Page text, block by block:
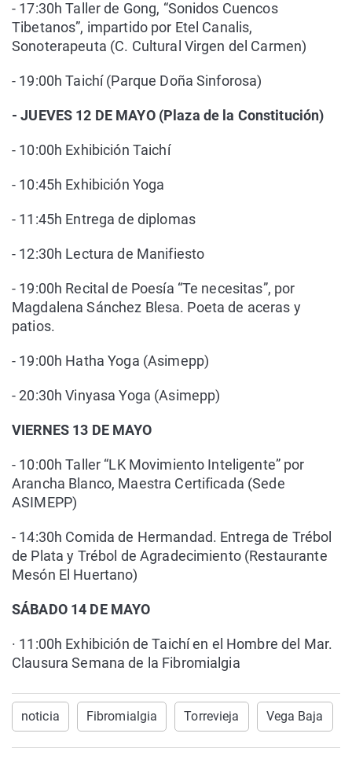
- 17:30h Taller de Gong, “Sonidos Cuencos
Tibetanos”, impartido por Etel Canalis,
Sonoterapeuta (C. Cultural Virgen del Carmen)
- 19:00h Taichí (Parque Doña Sinforosa)
- JUEVES 12 DE MAYO (Plaza de la Constitución)
- 10:00h Exhibición Taichí
- 10:45h Exhibición Yoga
- 11:45h Entrega de diplomas
- 12:30h Lectura de Manifiesto
- 19:00h Recital de Poesía “Te necesitas”, por
Magdalena Sánchez Blesa. Poeta de aceras y
patios.
- 19:00h Hatha Yoga (Asimepp)
- 20:30h Vinyasa Yoga (Asimepp)
VIERNES 13 DE MAYO
- 10:00h Taller “LK Movimiento Inteligente” por
Arancha Blanco, Maestra Certificada (Sede
ASIMEPP)
- 14:30h Comida de Hermandad. Entrega de Trébol
de Plata y Trébol de Agradecimiento (Restaurante
Mesón El Huertano)
SÁBADO 14 DE MAYO
· 11:00h Exhibición de Taichí en el Hombre del Mar.
Clausura Semana de la Fibromialgia
noticia Fibromialgia Torrevieja Vega Baja